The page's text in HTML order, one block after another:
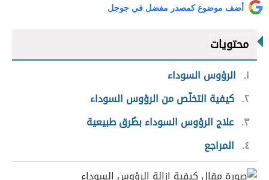
أضف موضوع كمصدر مفضل في جوجل
محتويات
١
الرؤوس السوداء
٢ كيفية التخلّص من الرؤوس السوداء
٣ علاج الرؤوس السوداء بطُرق طبيعية
٤
المراجع